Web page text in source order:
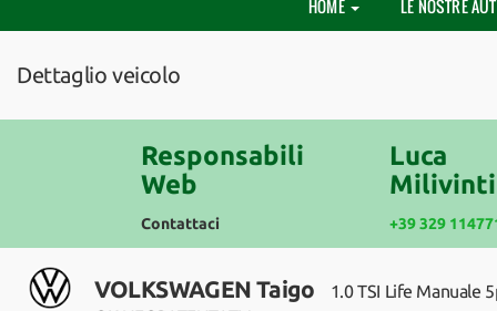
NEOPATENTATI
CONTATTACI
HOME LE NOSTRE
Dettaglio veicolo
Responsabili
Web
Contattaci
Luca
Milivinti
+39 329
VOLKSWAGEN Taigo
1.0 TSI Life Manuale
pannello
consente
esprimere
alle
tecnologie
di